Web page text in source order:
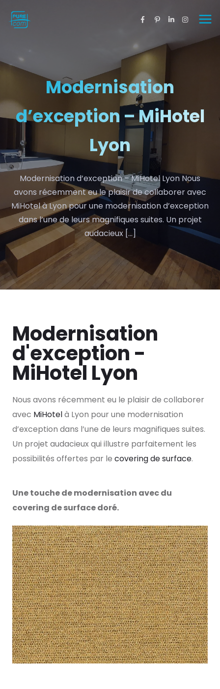
Modernisation
d’exception – MiHotel
Lyon
Modernisation d’exception – MiHotel Lyon Nous
avons récemment eu le plaisir de collaborer avec
MiHotel à Lyon pour une modernisation d’exception
dans l’une de leurs magnifiques suites. Un projet
audacieux […]
Modernisation
d'exception -
MiHotel Lyon
Nous avons récemment eu le plaisir de collaborer
avec MiHotelà Lyon pour une modernisation
d’exception dans l’une de leurs magnifiques suites.
Un projet audacieux qui illustre parfaitement les
possibilités offertes par le covering de surface.
Une touche de modernisation avec du
covering de surface doré.